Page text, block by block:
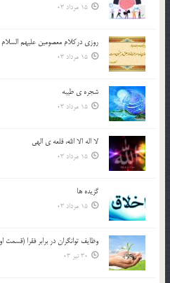
15 مرداد 03
روزي دركلام معصومين عليهم السلام
15 مرداد 03
شجره ي طيبه
15 مرداد 03
لا اله الا الله، قلعه ي الهي
15 مرداد 03
گزيده ها
15 مرداد 03
وظایف توانگران در برابر فقرا (قسمت
30 تیر 03